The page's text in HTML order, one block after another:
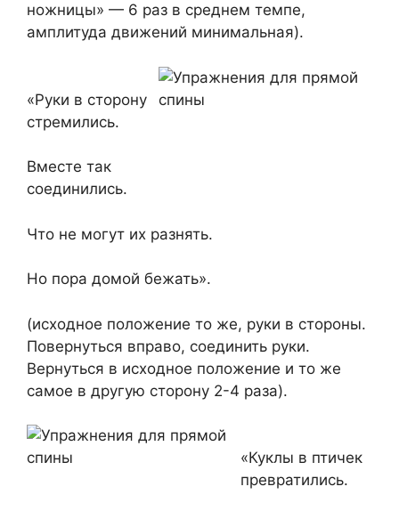
ножницы» — 6 раз в среднем темпе,
амплитуда движений минимальная).
«Руки в сторону
стремились.
Вместе так
соединились.
Что не могут их разнять.
Но пора домой бежать».
(исходное положение то же, руки в стороны.
Повернуться вправо, соединить руки.
Вернуться в исходное положение и то же
самое в другую сторону 2-4 раза).
«Куклы в птичек
превратились.